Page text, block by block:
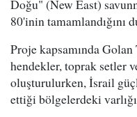
Doğu" (New East)
80'inin tamamlandığını
Proje kapsamında
hendekler, toprak setler
oluşturulurken, İsrail
ettiği bölgelerdeki